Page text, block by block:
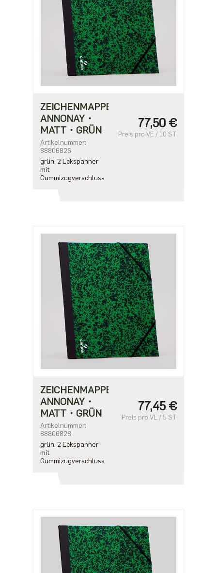
ZEICHENMAPPE
ANNONAY・
MATT・GRÜN
Artikelnummer:
88806826
grün, 2 Eckspanner
mit
Gummizugverschluss
77,50 €
Preis pro VE / 10 ST
ZEICHENMAPPE
ANNONAY・
MATT・GRÜN
Artikelnummer:
88806828
grün, 2 Eckspanner
mit
Gummizugverschluss
77,45 €
Preis pro VE / 5 ST